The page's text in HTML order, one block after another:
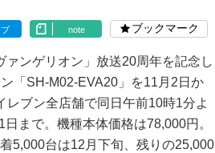
note ブックマーク
ンゲリオン」放送20周年を記念し
「SH-M02-EVA20」を11月2日か
ブン全店舗で同日午前10時1分よ
まで。機種本体価格は78,000円。
5,000台は12月下旬、残りの25,000